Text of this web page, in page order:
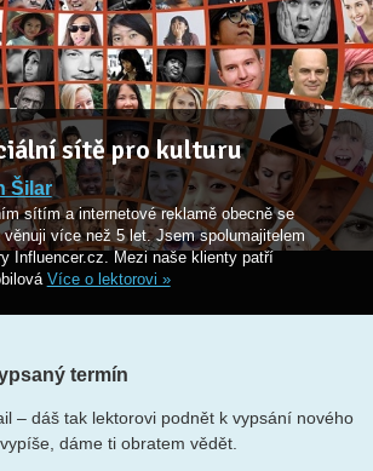
sítě pro kulturu
Šilar
sítím a internetové reklamě obecně se
věnuji více než 5 let. Jsem spolumajitelem
Influencer.cz. Mezi naše klienty patří
Více o lektorovi »
termín
– dáš tak lektorovi podnět k vypsání nového
dáme ti obratem vědět.